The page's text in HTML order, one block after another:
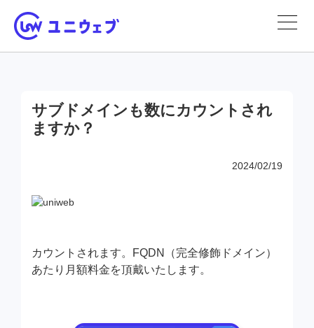
サブドメインも数にカウントされ
ますか？
2024/02/19
カウントされます。FQDN（完全修飾ドメイン）
あたり月額料金を頂戴いたします。